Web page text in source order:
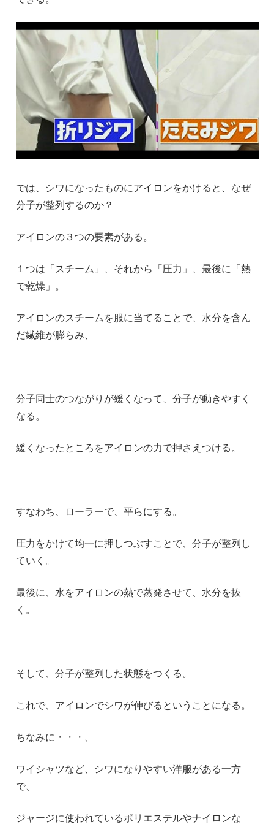
では、シワになったものにアイロンをかけると、なぜ
分子が整列するのか？
アイロンの３つの要素がある。
１つは「スチーム」、それから「圧力」、最後に「熱
で乾燥」。
アイロンのスチームを服に当てることで、水分を含ん
だ繊維が膨らみ、
分子同士のつながりが緩くなって、分子が動きやすく
なる。
緩くなったところをアイロンの力で押さえつける。
すなわち、ローラーで、平らにする。
圧力をかけて均一に押しつぶすことで、分子が整列し
ていく。
最後に、水をアイロンの熱で蒸発させて、水分を抜
く。
そして、分子が整列した状態をつくる。
これで、アイロンでシワが伸びるということになる。
ちなみに・・・、
ワイシャツなど、シワになりやすい洋服がある一方
で、
ジャージに使われているポリエステルやナイロンな